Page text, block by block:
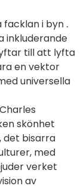
facklan i byn .
inkluderande
till att lyfta
en vektor
universella
skönhet
det bisarra
med
verket
av